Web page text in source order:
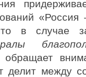
в случае
делит между